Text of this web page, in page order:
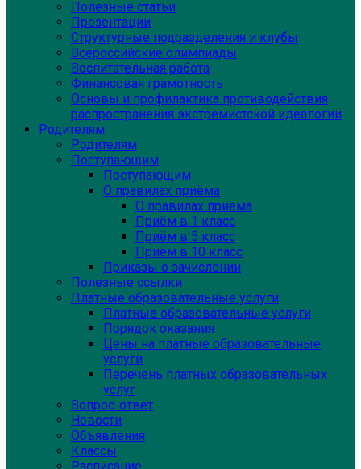
Полезные статьи
Презентации
Структурные подразделения и клубы
Всероссийские олимпиады
Воспитательная работа
Финансовая грамотность
Основы и профилактика противодействия
распространения экстремистской идеалогии
Родителям
Родителям
Поступающим
Поступающим
О правилах приёма
О правилах приёма
Приём в 1 класс
Приём в 5 класс
Приём в 10 класс
Приказы о зачислении
Полезные ссылки
Платные образовательные услуги
Платные образовательные услуги
Порядок оказания
Цены на платные образовательные
услуги
Перечень платных образовательных
услуг
Вопрос-ответ
Новости
Объявления
Классы